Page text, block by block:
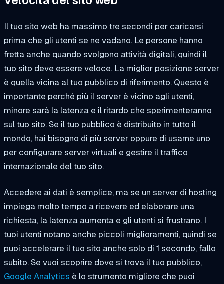
Il tuo sito web ha massimo tre secondi per caricarsi
prima che gli utenti se ne vadano. Le persone hanno
fretta anche quando svolgono attività digitali, quindi il
tuo sito deve essere veloce. La miglior posizione server
è quella vicina al tuo pubblico di riferimento. Questo è
importante perché più il server è vicino agli utenti,
minore sarà la latenza e il ritardo che sperimenteranno
sul tuo sito. Se il tuo pubblico è distribuito in tutto il
mondo, hai bisogno di più server oppure di usarne uno
per configurare server virtuali e gestire il traffico
internazionale del tuo sito.
Accedere ai dati è semplice, ma se un server di hosting
impiega molto tempo a ricevere ed elaborare una
richiesta, la latenza aumenta e gli utenti si frustrano. I
tuoi utenti notano anche piccoli miglioramenti, quindi se
puoi accelerare il tuo sito anche solo di 1 secondo, fallo
subito. Se vuoi scoprire dove si trova il tuo pubblico,
Google Analytics è lo strumento migliore che puoi